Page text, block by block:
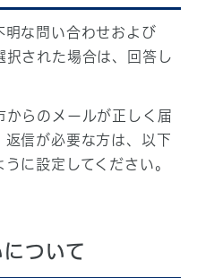
明な問い合わせおよび
択された場合は、回答し
からのメールが正しく届
信が必要な方は、以下
に設定してください。
ついて